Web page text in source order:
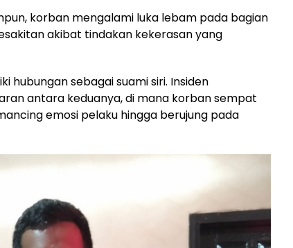
korban mengalami luka lebam pada bagian
akibat tindakan kekerasan yang
hubungan sebagai suami siri. Insiden
antara keduanya, di mana korban sempat
emosi pelaku hingga berujung pada